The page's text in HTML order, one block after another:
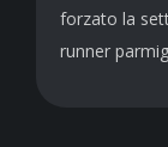
forzato la
runner